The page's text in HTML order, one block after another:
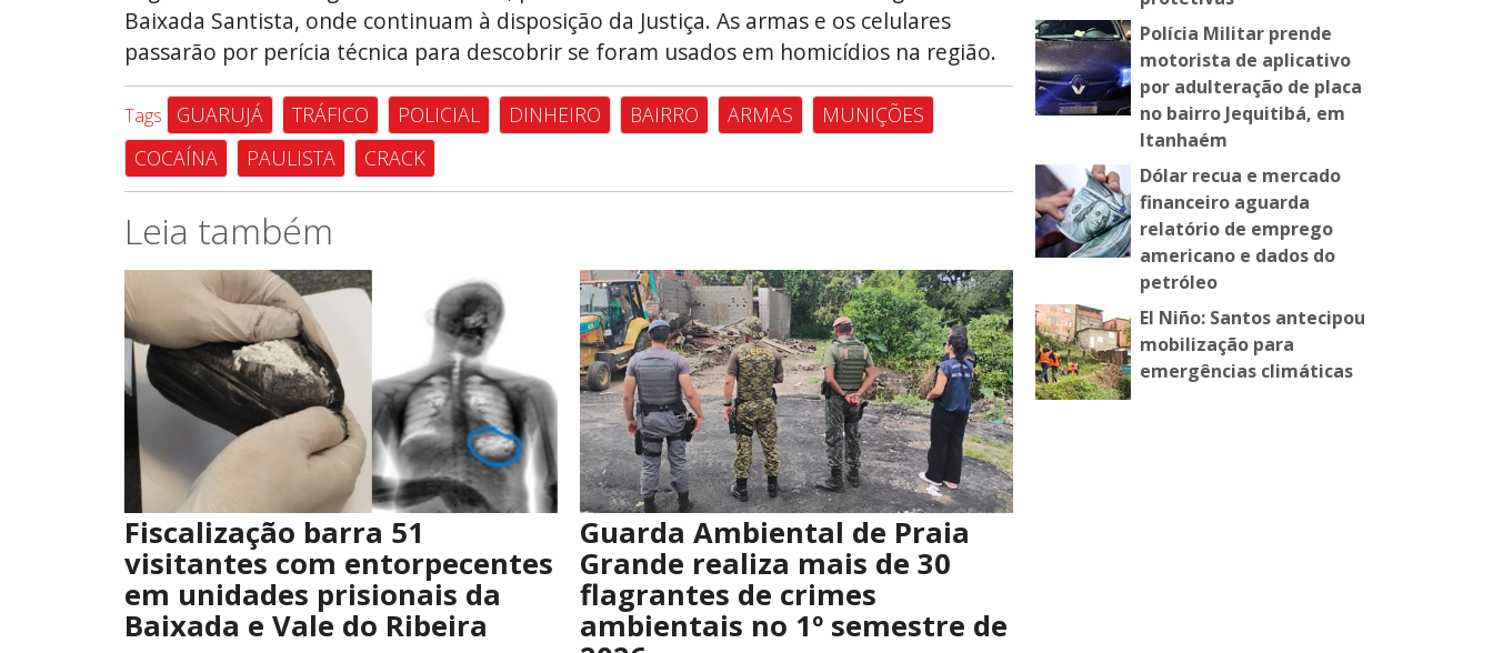
Baixada Santista, onde continuam à disposição da Justiça. As armas e os celulares
passarão por perícia técnica para descobrir se foram usados em homicídios na região.
Tags GUARUJÁ TRÁFICO POLICIAL DINHEIRO BAIRRO ARMAS
MUNIÇÕES
COCAÍNA
PAULISTA CRACK
Leia também
Fiscalização barra 51
visitantes com entorpecentes
em unidades prisionais da
Baixada e Vale do Ribeira
Guarda Ambiental de Praia
Grande realiza mais de 30
flagrantes de crimes
ambientais no 1º semestre de
Polícia Militar prende
motorista de aplicativo
por adulteração de placa
no bairro Jequitibá, em
Itanhaém
Dólar recua e mercado
financeiro aguarda
relatório de emprego
americano e dados do
petróleo
El Niño: Santos antecipou
mobilização para
emergências climáticas